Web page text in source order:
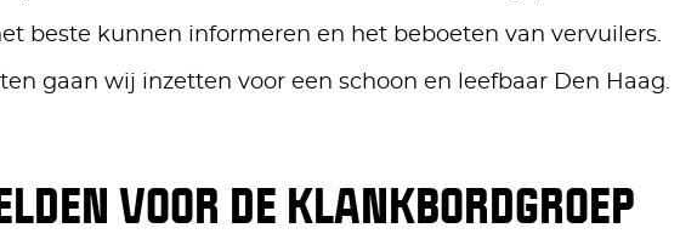
beste kunnen informeren en het beboeten van vervuilers.
gaan wij inzetten voor een schoon en leefbaar Den Haag.
VOOR DE KLANKBORDGROEP